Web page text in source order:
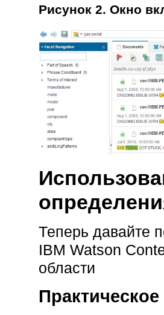
Рисунок 2. Окно
Теперь давайте
IBM Watson
области